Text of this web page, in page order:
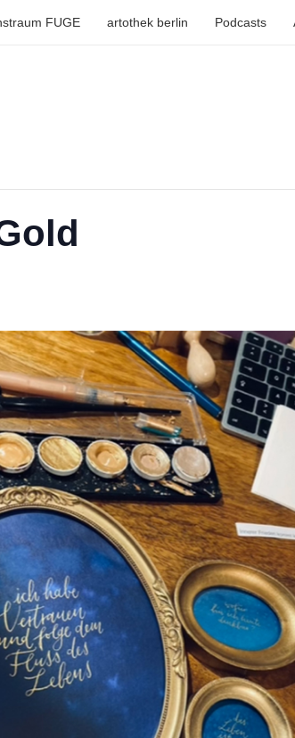
FUGE artothek berlin Podcasts